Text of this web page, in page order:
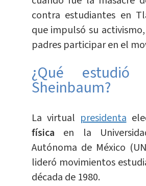
contra estudiantes en
que impulsó su
padres participar en el
¿Qué estudió
Sheinbaum?
La virtual presidenta
física en la
Autónoma de México
lideró movimientos
década de 1980.